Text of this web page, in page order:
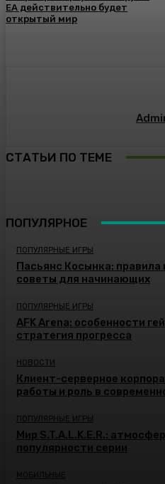
EA действительно будет
открытый мир
СТАТЬИ ПО ТЕМЕ
ПОПУЛЯРНОЕ
ПОПУЛЯРНЫЕ ИГРЫ
Пасьянс Косынка:
советы для начинающих
ПОПУЛЯРНЫЕ ИГРЫ
AFK Arena: особенности
стратегия прогресса
НОВОСТИ
Клиент-серверное
работы и роль в
ПОПУЛЯРНЫЕ ИГРЫ
Мир S.T.A.L.K.E.R.:
популярности серии
МОБИЛЬНЫЕ